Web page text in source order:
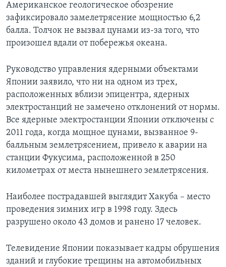
Американское геологическое обозрение
зафиксировало замелетрясение мощностью 6,2
балла. Толчок не вызвал цунами из-за того, что
произошел вдали от побережья океана.
Руководство управления ядерными объектами
Японии заявило, что ни на одном из трех,
расположенных вблизи эпицентра, ядерных
электростанций не замечено отклонений от нормы.
Все ядерные электростанции Японии отключены с
2011 года, когда мощное цунами, вызванное 9-
балльным землетрясением, привело к аварии на
станции Фукусима, расположенной в 250
километрах от места нынешнего землетрясения.
Наиболее пострадавшей выглядит Хакуба – место
проведения зимних игр в 1998 году. Здесь
разрушено около 43 домов и ранено 17 человек.
Телевидение Японии показывает кадры обрушения
зданий и глубокие трещины на автомобильных